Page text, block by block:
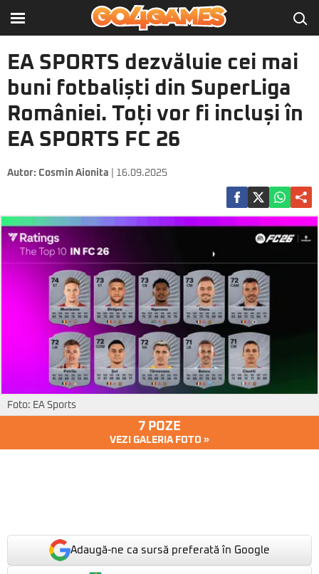
EA SPORTS dezvăluie cei mai
buni fotbaliști din SuperLiga
României. Toți vor fi incluși în
EA SPORTS FC 26
Autor: Cosmin Aionita | 16.09.2025
Foto: EA Sports
7 POZE
VEZI GALERIA FOTO »
Adaugă-ne ca sursă preferată în Google